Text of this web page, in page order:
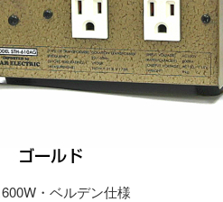
・ベルデン仕様